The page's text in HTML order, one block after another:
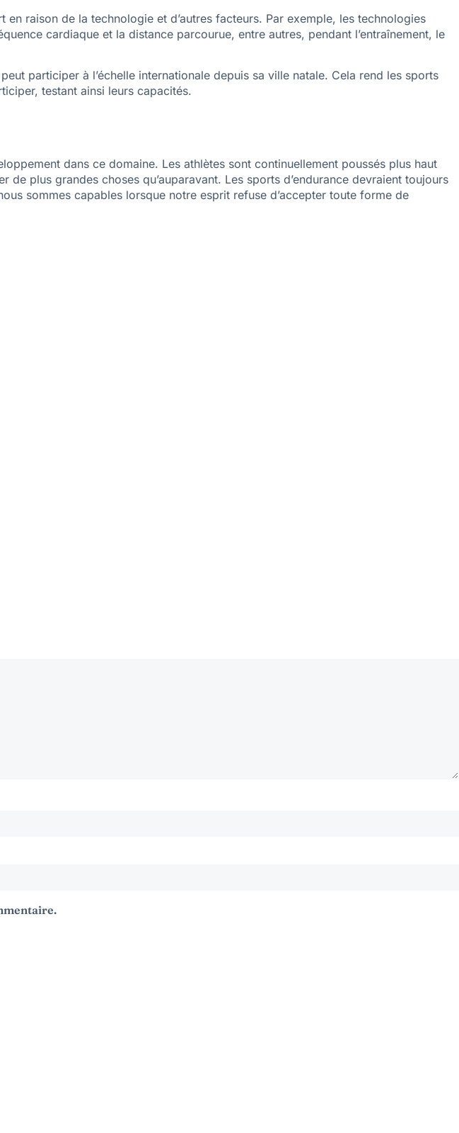
raison de la technologie et d’autres facteurs. Par exemple, les technologies
cardiaque et la distance parcourue, entre autres, pendant l’entraînement, le
participer à l’échelle internationale depuis sa ville natale. Cela rend les sports
testant ainsi leurs capacités.
dans ce domaine. Les athlètes sont continuellement poussés plus haut
plus grandes choses qu’auparavant. Les sports d’endurance devraient toujours
sommes capables lorsque notre esprit refuse d’accepter toute forme de